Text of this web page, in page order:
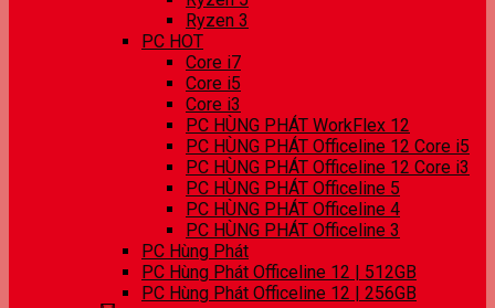
Ryzen 3
PC HOT
Core i7
Core i5
Core i3
PC HÙNG PHÁT WorkFlex 12
PC HÙNG PHÁT Officeline 12 Core i5
PC HÙNG PHÁT Officeline 12 Core i3
PC HÙNG PHÁT Officeline 5
PC HÙNG PHÁT Officeline 4
PC HÙNG PHÁT Officeline 3
PC Hùng Phát
PC Hùng Phát Officeline 12 | 512GB
PC Hùng Phát Officeline 12 | 256GB